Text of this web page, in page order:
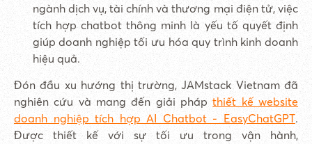
ngành dịch vụ, tài chính và thương mại điện tử, việc
tích hợp chatbot thông minh là yếu tố quyết định
giúp doanh nghiệp tối ưu hóa quy trình kinh doanh
hiệu quả.
Đón đầu xu hướng thị trường, JAMstack Vietnam đã
nghiên cứu và mang đến giải phápthiết kế website
doanh nghiệp tích hợp AI Chatbot - EasyChatGPT.
Được thiết kế với sự tối ưu trong vận hành,